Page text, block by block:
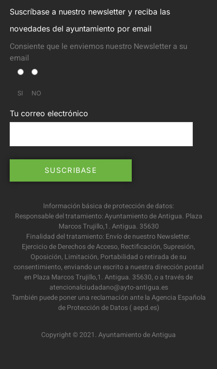
Suscríbase a nuestro newsletter y reciba las
novedades del ayuntamiento por email
Consiente que le enviemos nuestro Newsletter a su
email
SI NO
Tu correo electrónico
Información básica de protección de datos:
Responsable del tratamiento: Ayuntamiento de Antigua. Plaza
Marcos Trujillo,1. Antigua. 35630
Finalidad del tratamiento: Envío de nuestro Newsletter.
Ejercicio de Derechos de Acceso, Rectificación, Supresión,
Oposición, Limitación, Portabilidad o retirada de su
consentimiento, enviando un escrito a nuestra dirección postal
en Plaza Marcos Trujillo,1. Antigua. 35630, o a través de
atencionalciudadano@ayto-antigua.es
También puede poner una reclamación ante la Agencia Española
de Protección de Datos ( aepd.es)
Copyright © 2021. Ayuntamiento de Antigua